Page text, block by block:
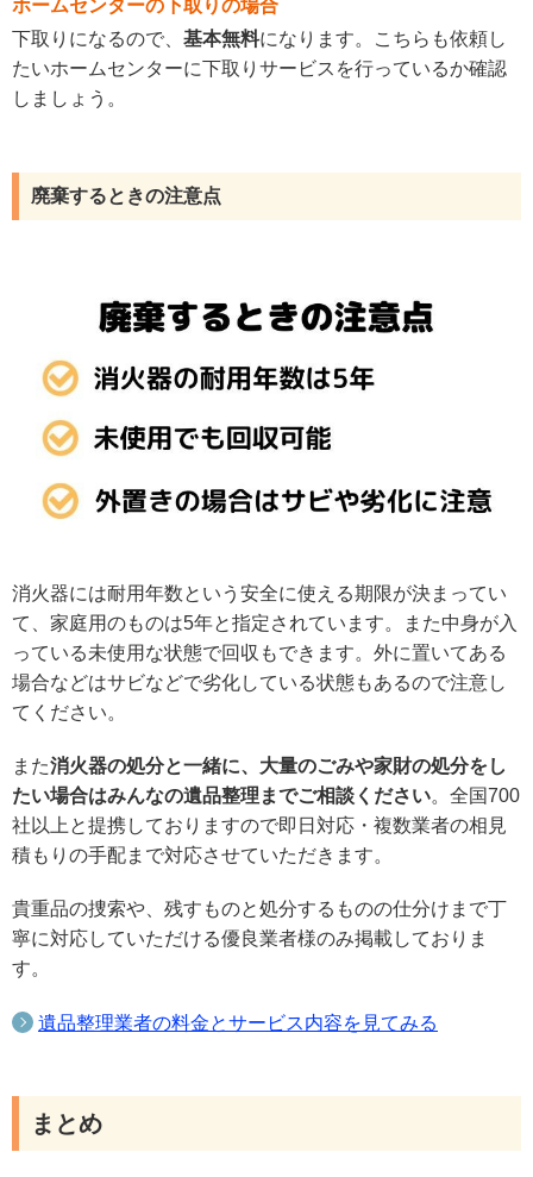
ホームセンターの下取りの場合
下取りになるので、 基本無料になります。こちらも依頼し
たいホームセンターに下取りサービスを行っているか確認
しましょう。
廃棄するときの注意点
消火器には耐用年数という安全に使える期限が決まってい
て、家庭用のものは5年と指定されています。また中身が入
っている未使用な状態で回収もできます。外に置いてある
場合などはサビなどで劣化している状態もあるので注意し
てください。
また消火器の処分と一緒に、大量のごみや家財の処分をし
たい場合はみんなの遺品整理までご相談ください。全国700
社以上と提携しておりますので即日対応・複数業者の相見
積もりの手配まで対応させていただきます。
貴重品の捜索や、残すものと処分するものの仕分けまで丁
寧に対応していただける優良業者様のみ掲載しておりま
す。
遺品整理業者の料金とサービス内容を見てみる
まとめ